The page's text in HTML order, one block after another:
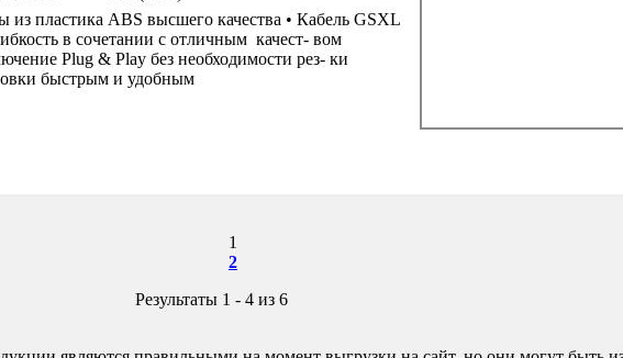
пластика ABS высшего качества • Кабель GSXL
в сочетании с отличным качест- вом
Plug & Play без необходимости рез- ки
быстрым и удобным
1
2
Результаты 1 - 4 из 6